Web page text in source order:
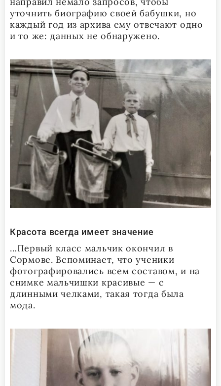
уточнить биографию своей бабушки, но
каждый год из архива ему отвечают одно
и то же: данных не обнаружено.
Красота всегда имеет значение
…Первый класс мальчик окончил в
Сормове. Вспоминает, что ученики
фотографировались всем составом, и на
снимке мальчишки красивые — с
длинными челками, такая тогда была
мода.